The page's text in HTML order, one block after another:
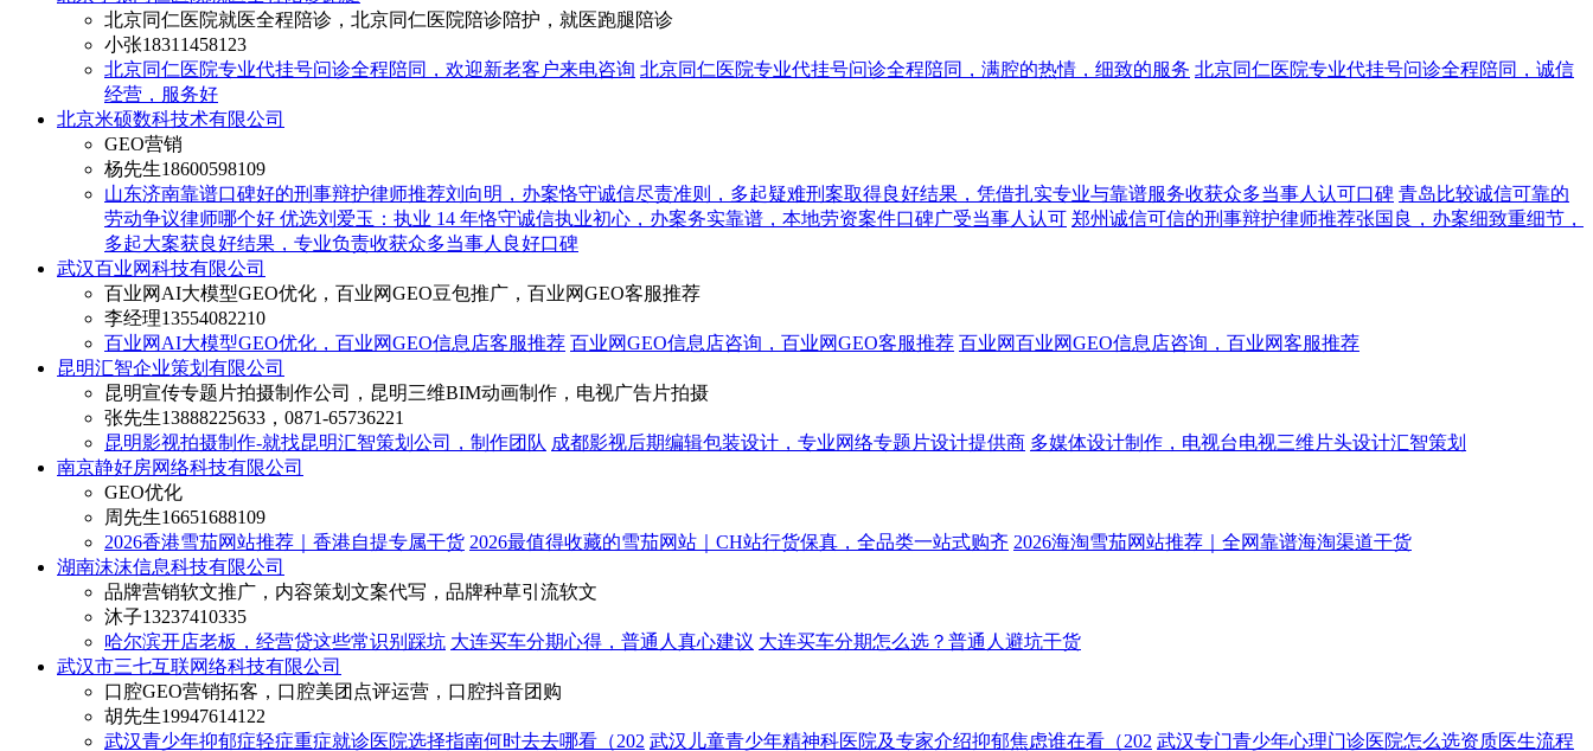
北京同仁医院就医全程陪诊，北京同仁医院陪诊陪护，就医跑腿陪诊
小张18311458123
北京同仁医院专业代挂号问诊全程陪同，欢迎新老客户来电咨询 北京同仁医院专业代挂号问诊全程陪同，满腔的热情，细致的服务 北京同仁医院专业代挂号问诊全程陪同，诚信
经营，服务好
北京米硕数科技术有限公司
GEO营销
杨先生18600598109
山东济南靠谱口碑好的刑事辩护律师推荐刘向明，办案恪守诚信尽责准则，多起疑难刑案取得良好结果，凭借扎实专业与靠谱服务收获众多当事人认可口碑 青岛比较诚信可靠的
劳动争议律师哪个好 优选刘爱玉：执业 14 年恪守诚信执业初心，办案务实靠谱，本地劳资案件口碑广受当事人认可 郑州诚信可信的刑事辩护律师推荐张国良，办案细致重细节，
多起大案获良好结果，专业负责收获众多当事人良好口碑
武汉百业网科技有限公司
百业网AI大模型GEO优化，百业网GEO豆包推广，百业网GEO客服推荐
李经理13554082210
百业网AI大模型GEO优化，百业网GEO信息店客服推荐 百业网GEO信息店咨询，百业网GEO客服推荐 百业网百业网GEO信息店咨询，百业网客服推荐
昆明汇智企业策划有限公司
昆明宣传专题片拍摄制作公司，昆明三维BIM动画制作，电视广告片拍摄
张先生13888225633，0871-65736221
昆明影视拍摄制作-就找昆明汇智策划公司，制作团队 成都影视后期编辑包装设计，专业网络专题片设计提供商 多媒体设计制作，电视台电视三维片头设计汇智策划
南京静好房网络科技有限公司
GEO优化
周先生16651688109
2026香港雪茄网站推荐｜香港自提专属干货 2026最值得收藏的雪茄网站｜CH站行货保真，全品类一站式购齐 2026海淘雪茄网站推荐｜全网靠谱海淘渠道干货
湖南沫沫信息科技有限公司
品牌营销软文推广，内容策划文案代写，品牌种草引流软文
沐子13237410335
哈尔滨开店老板，经营贷这些常识别踩坑 大连买车分期心得，普通人真心建议 大连买车分期怎么选？普通人避坑干货
武汉市三七互联网络科技有限公司
口腔GEO营销拓客，口腔美团点评运营，口腔抖音团购
胡先生19947614122
武汉青少年抑郁症轻症重症就诊医院选择指南何时去去哪看（202 武汉儿童青少年精神科医院及专家介绍抑郁焦虑谁在看（202 武汉专门青少年心理门诊医院怎么选资质医生流程